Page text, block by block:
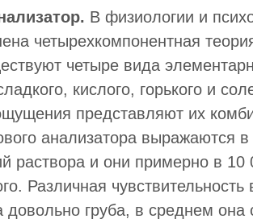
В физиологии и
четырехкомпонентная
четыре вида
кислого, горького и
представляют их
анализатора выражаются
раствора и они примерно в
Различная чувствительность
довольно груба, в среднем она